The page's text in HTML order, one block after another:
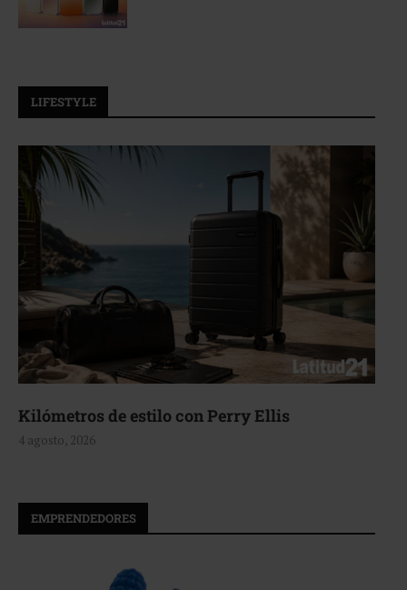
LIFESTYLE
Kilómetros de estilo con Perry Ellis
4 agosto, 2026
EMPRENDEDORES